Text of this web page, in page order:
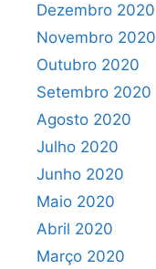
Dezembro 2020
Novembro 2020
Outubro 2020
Setembro 2020
Agosto 2020
Julho 2020
Junho 2020
Maio 2020
Abril 2020
Março 2020